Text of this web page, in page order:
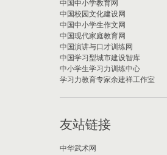
中国中小学教育网
中国校园文化建设网
中国中小学生作文网
中国现代家庭教育网
中国演讲与口才训练网
中国学习型城市建设智库
中小学生学习力训练中心
学习力教育专家余建祥工作室
友站链接
中华武术网